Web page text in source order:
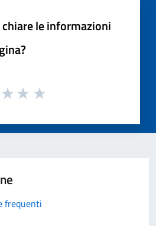
le informazioni
frequenti